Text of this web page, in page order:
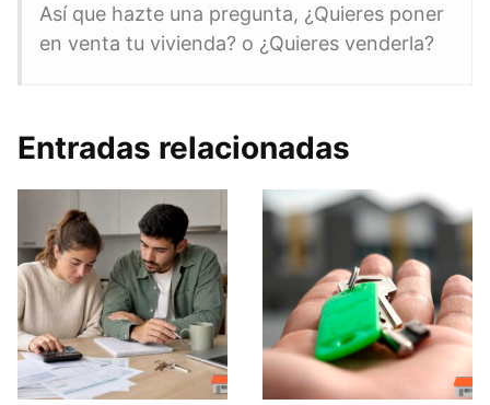
Así que hazte una pregunta, ¿Quieres poner
en venta tu vivienda? o ¿Quieres venderla?
Entradas relacionadas